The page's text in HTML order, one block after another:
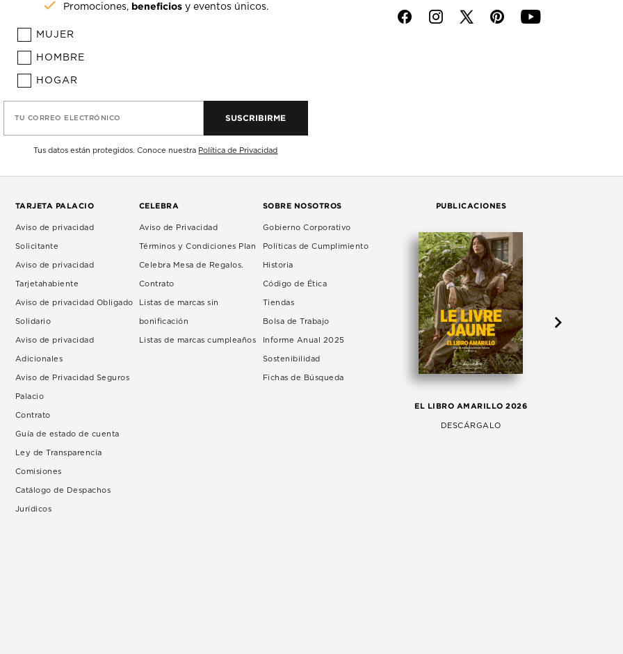
Promociones, beneficios y eventos únicos.
MUJER
HOMBRE
HOGAR
TU CORREO ELECTRÓNICO SUSCRIBIRME
Tus datos están protegidos. Conoce nuestra Política de Privacidad
f i p y
TARJETA PALACIO
Aviso de privacidad
Solicitante
Aviso de privacidad
Tarjetahabiente
Aviso de privacidad Obligado
Solidario
Aviso de privacidad
Adicionales
Aviso de Privacidad Seguros
Palacio
Contrato
Guía de estado de cuenta
Ley de Transparencia
Comisiones
Catálogo de Despachos
Jurídicos
CELEBRA
Aviso de Privacidad
Términos y Condiciones Plan
Celebra Mesa de Regalos.
Contrato
Listas de marcas sin
bonificación
Listas de marcas cumpleaños
SOBRE NOSOTROS
Gobierno Corporativo
Políticas de Cumplimiento
Historia
Código de Ética
Tiendas
Bolsa de Trabajo
Informe Anual 2025
Sostenibilidad
Fichas de Búsqueda
PUBLICACIONES
EL LIBRO AMARILLO 2026
DESCÁRGALO